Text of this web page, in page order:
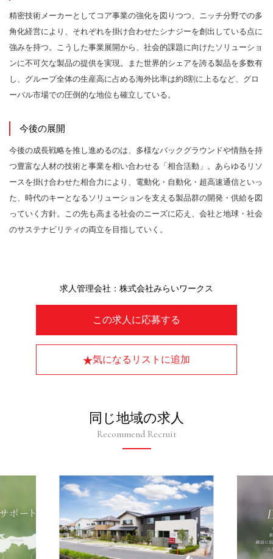
精密技術メーカーとしてコア事業の強化を図りつつ、ニッチ分野での多
角化経営により、それぞれを掛け合わせたシナジーを創出している点に
強みを持つ。こうした事業展開から、社会的課題に向けたソリューショ
ンに不可欠な製品の提供を実現。また世界的シェアを誇る製品を多数有
し、グループ全体の生産高に占める海外比率は約8割に上るなど、グロ
ーバル市場での圧倒的な地位も確立している。
今後の展開
今後の成長戦略を推し進めるのは、多様なバックグラウンドや情熱を持
つ豊富な人材の技術と事業を相い合わせる「相合活動」。あらゆるリソ
ースを掛け合わせた相合力により、電動化・自動化・超高速通信といっ
た、時代のキーとなるソリューションを支える製品群の開発・供給を図
っていく方針。この先も高まる社会のニーズに応え、会社と地球・社会
のサステナビリティの両立を目指していく。
この求人に応募する
気になるリストに追加
求人管理会社：株式会社みらいワークス
同じ地域の求人
Recommend Recruit